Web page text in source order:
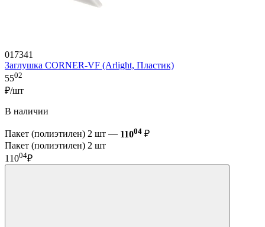
017341
Заглушка CORNER-VF (Arlight, Пластик)
5502
₽/шт
В наличии
Пакет (полиэтилен) 2 шт — 11004 ₽
Пакет (полиэтилен) 2 шт
11004₽